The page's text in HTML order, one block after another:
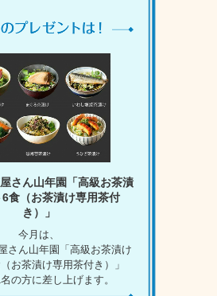
さん山年園「高級お茶漬
6食（お茶漬け専用茶付
き）」
今月は、
さん山年園「高級お茶漬け
お茶漬け専用茶付き）」
の方に差し上げます。